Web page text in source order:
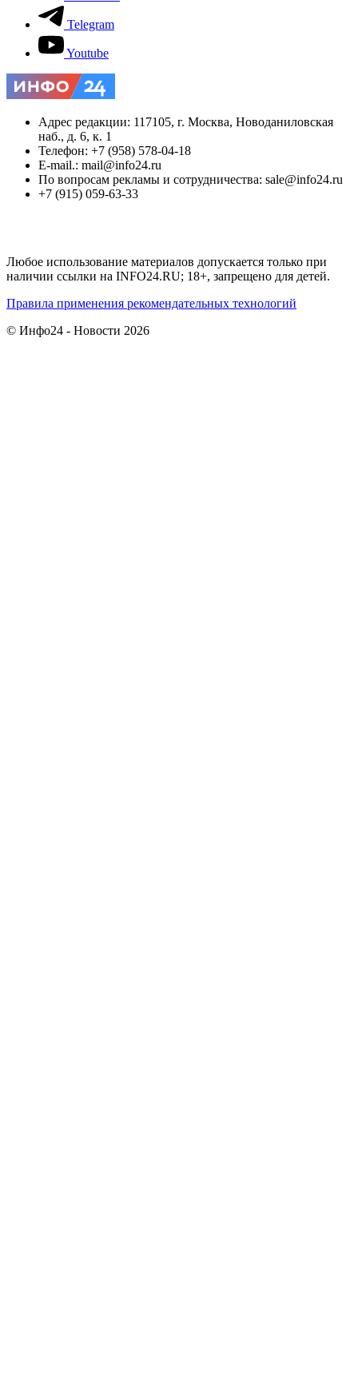
Telegram
Youtube
Адрес редакции: 117105, г. Москва, Новоданиловская
наб., д. 6, к. 1
Телефон: +7 (958) 578-04-18
E-mail.: mail@info24.ru
По вопросам рекламы и сотрудничества: sale@info24.ru
+7 (915) 059-63-33
Любое использование материалов допускается только при
наличии ссылки на INFO24.RU; 18+, запрещено для детей.
Правила применения рекомендательных технологий
© Инфо24 - Новости 2026